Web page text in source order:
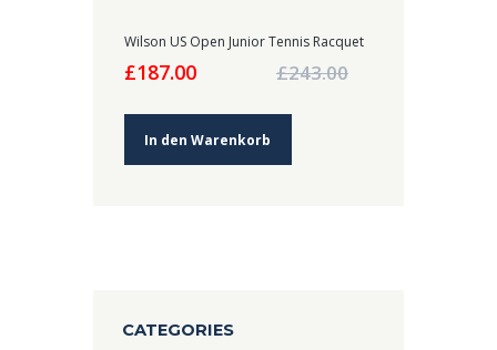
Wilson US Open Junior Tennis Racquet
£243.00
Ursprünglicher
war:
£243.00
£187.00Aktueller
ist:
£187.00.
In den Warenkorb
CATEGORIES